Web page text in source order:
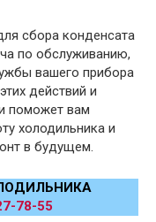
сбора конденсата
по обслуживанию,
вашего прибора
действий и
поможет вам
холодильника и
в будущем.
78-55